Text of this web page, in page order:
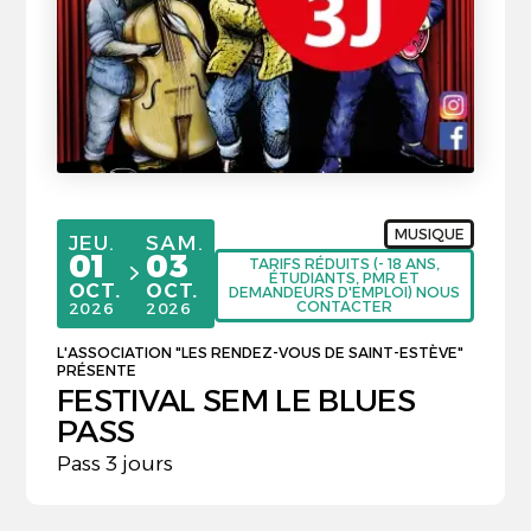
du
JEUDI
JEU.
01
OCTOBRE
OCT.
2026
au
SAMEDI
SAM.
03
OCTOBRE
OCT.
2026
MUSIQUE
TARIFS RÉDUITS (- 18 ANS,
ÉTUDIANTS, PMR ET
DEMANDEURS D'EMPLOI) NOUS
CONTACTER
L'ASSOCIATION "LES RENDEZ-VOUS DE SAINT-ESTÈVE"
PRÉSENTE
FESTIVAL SEM LE BLUES
PASS
Pass 3 jours